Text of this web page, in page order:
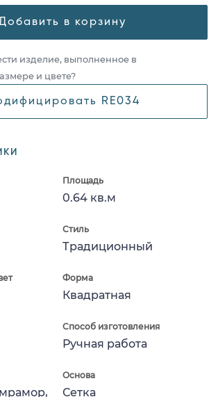
в корзину
изделие, выполненное в
и цвете?
RE034
Площадь
0.64 кв.м
Стиль
Традиционный
Форма
Квадратная
Способ изготовления
Ручная работа
Основа
Сетка